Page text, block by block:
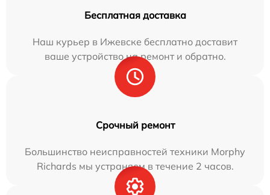
Бесплатная доставка
Наш курьер в Ижевске бесплатно доставит
ваше устройство на ремонт и обратно.
Срочный ремонт
Большинство неисправностей техники Morphy
Richards мы устраняем в течение 2 часов.